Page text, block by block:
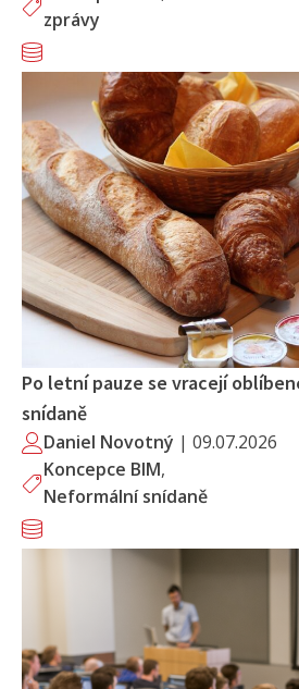
zprávy
Po letní pauze se vracejí
snídaně
Daniel Novotný | 09.07.2026
Koncepce BIM,
Neformální snídaně